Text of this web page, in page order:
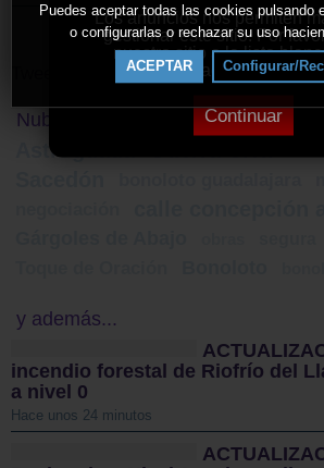
Los anuncios nos permiten
gestionar este sitio. Por
nuestro sitio a la lista
bloqueador de
Continuar
Puedes aceptar todas las cookies pulsando
o configurarlas o rechazar su uso
ACEPTAR Configurar/
Tweets by ElDecanodeGuad1
Nube de Tags
Astroguada
y además...
incendio forestal de Riofrío del
a nivel 0
Hace unos 24 minutos